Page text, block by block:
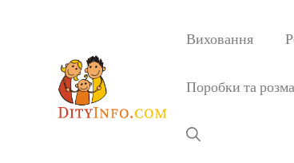
Виховання
Поробки та